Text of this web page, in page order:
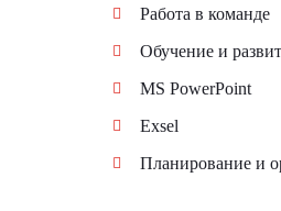
Работа в команде
Обучение и
MS PowerPoint
Еxsel
Планирование и